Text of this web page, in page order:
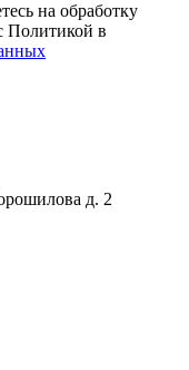
на обработку
Политикой в
д. 2